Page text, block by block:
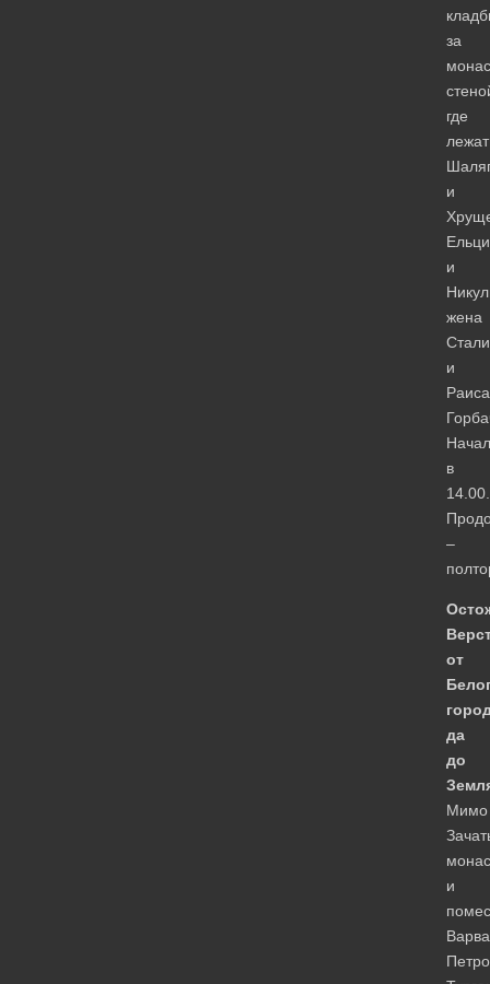
за
где
лежат
и
и
жена
и
Раиса
в
14.00.
–
от
да
до
Мимо
и